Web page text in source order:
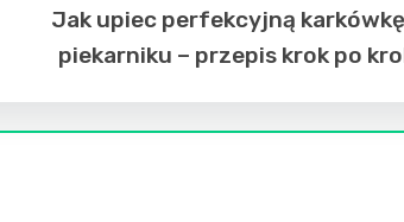
Jak upiec perfekcyjną
piekarniku – przepis krok po